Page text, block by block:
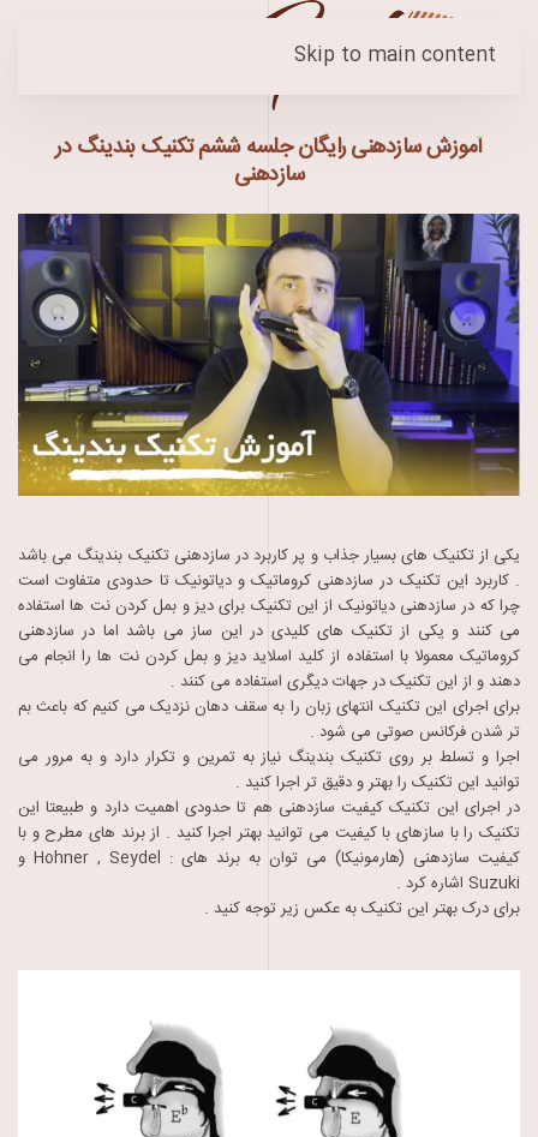
Skip to main content
آموزش سازدهنی رایگان جلسه ششم تکنیک بندینگ در
سازدهنی
یکی از تکنیک های بسیار جذاب و پر کاربرد در سازدهنی تکنیک بندینگ می باشد
. کاربرد این تکنیک در سازدهنی کروماتیک و دیاتونیک تا حدودی متفاوت است
چرا که در سازدهنی دیاتونیک از این تکنیک برای دیز و بمل کردن نت ها استفاده
می کنند و یکی از تکنیک های کلیدی در این ساز می باشد اما در سازدهنی
کروماتیک معمولا با استفاده از کلید اسلاید دیز و بمل کردن نت ها را انجام می
دهند و از این تکنیک در جهات دیگری استفاده می کنند .
برای اجرای این تکنیک انتهای زبان را به سقف دهان نزدیک می کنیم که باعث بم
تر شدن فرکانس صوتی می شود .
اجرا و تسلط بر روی تکنیک بندینگ نیاز به تمرین و تکرار دارد و به مرور می
توانید این تکنیک را بهتر و دقیق تر اجرا کنید .
در اجرای این تکنیک کیفیت سازدهنی هم تا حدودی اهمیت دارد و طبیعتا این
تکنیک را با سازهای با کیفیت می توانید بهتر اجرا کنید . از برند های مطرح و با
کیفیت سازدهنی (هارمونیکا) می توان به برند های : Hohner , Seydel و
Suzuki اشاره کرد .
برای درک بهتر این تکنیک به عکس زیر توجه کنید .